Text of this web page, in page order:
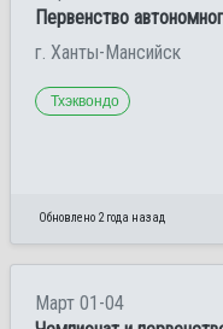
Первенство
г. Ханты-Мансийск
Тхэквондо
Обновлено 2 года назад
Март 01-04